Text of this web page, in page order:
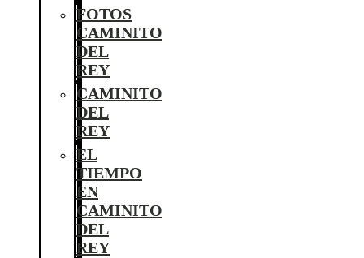
FOTOS
CAMINITO
DEL
REY
CAMINITO
DEL
REY
EL
TIEMPO
EN
CAMINITO
DEL
REY